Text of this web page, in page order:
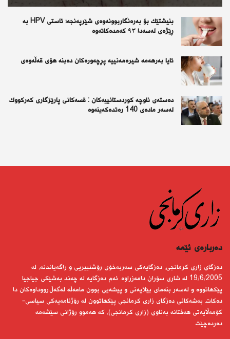
بنیشتێك بۆ بەرەنگاربوونەوەی شێرپەنجە؛ ئاستی HPV بە
ڕێژەی لەسەدا ٩٣ كەمدەكاتەوە
ئايا به‌رهه‌مه‌ شيره‌مه‌نييه‌ پڕچه‌وره‌كان ده‌بنه‌ هۆى قه‌ڵه‌وه‌ى
دەستەی ناوچە كوردستانییەكان : قسەكانی پارێزگاری كەركووك
لەسەر مادەی 140 رەتدەكەینەوە
دەربارەى ئێمە
دەزگای زاری كرمانجی، دەزگایەكی سەربەخۆی رۆشنبیریی و راگەیاندنە، لە
19/6/2005 لە شاری سۆران دامەزراوە. ئەم دەزگایە لە چەند بەشێكی جیاجیا
پێكهاتووە و لەسەر بنەمای بێلایەنی و پیشەیی بوون مامەڵە لەگەڵ رووداوەكان دا
دەكات. بەشەكانی دەزگای زاری كرمانجی پێكهاتوون لە رۆژنامەیەكی سیاسی-
كۆمەڵایەتی هەفتانە بەناوی (زاری كرمانجی)، كە هەموو رۆژانی سێشەمە
دەردەچێت.